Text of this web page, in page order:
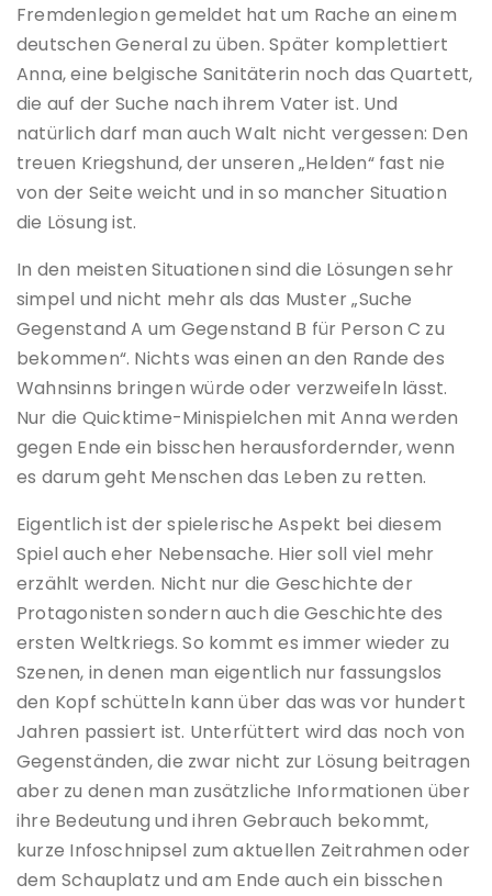
Fremdenlegion gemeldet hat um Rache an einem
deutschen General zu üben. Später komplettiert
Anna, eine belgische Sanitäterin noch das Quartett,
die auf der Suche nach ihrem Vater ist. Und
natürlich darf man auch Walt nicht vergessen: Den
treuen Kriegshund, der unseren „Helden“ fast nie
von der Seite weicht und in so mancher Situation
die Lösung ist.
In den meisten Situationen sind die Lösungen sehr
simpel und nicht mehr als das Muster „Suche
Gegenstand A um Gegenstand B für Person C zu
bekommen“. Nichts was einen an den Rande des
Wahnsinns bringen würde oder verzweifeln lässt.
Nur die Quicktime-Minispielchen mit Anna werden
gegen Ende ein bisschen herausfordernder, wenn
es darum geht Menschen das Leben zu retten.
Eigentlich ist der spielerische Aspekt bei diesem
Spiel auch eher Nebensache. Hier soll viel mehr
erzählt werden. Nicht nur die Geschichte der
Protagonisten sondern auch die Geschichte des
ersten Weltkriegs. So kommt es immer wieder zu
Szenen, in denen man eigentlich nur fassungslos
den Kopf schütteln kann über das was vor hundert
Jahren passiert ist. Unterfüttert wird das noch von
Gegenständen, die zwar nicht zur Lösung beitragen
aber zu denen man zusätzliche Informationen über
ihre Bedeutung und ihren Gebrauch bekommt,
kurze Infoschnipsel zum aktuellen Zeitrahmen oder
dem Schauplatz und am Ende auch ein bisschen